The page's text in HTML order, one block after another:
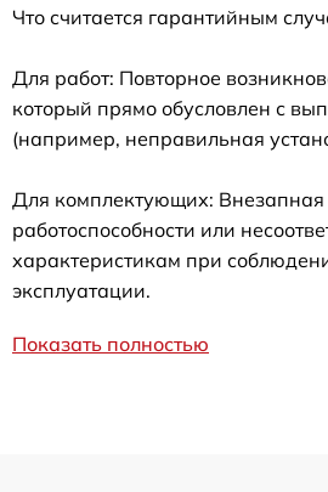
Что считается гарантийным
Для работ: Повторное
который прямо обусловлен с
(например, неправильная
Для комплектующих: Внезапная
работоспособности или
характеристикам при
эксплуатации.
Показать полностью